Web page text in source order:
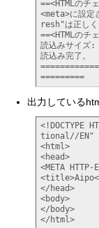
==<HTMLのチ
<meta>に設
resh"は正しく
==<HTMLのチ
読込みサイズ:
読込み完了。
=========
出力している
<!DOCTYPE
tional//EN"
<html>
<head>
<META
</head>
<body>
</body>
</html>